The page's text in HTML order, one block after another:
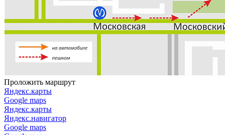
Проложить маршрут
Яндекс.карты
Google maps
Яндекс.карты
Яндекс.навигатор
Google maps